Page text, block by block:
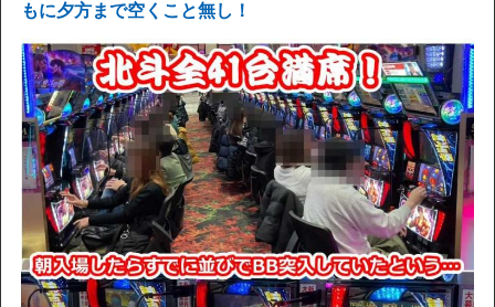
もに夕方まで空くこと無し！